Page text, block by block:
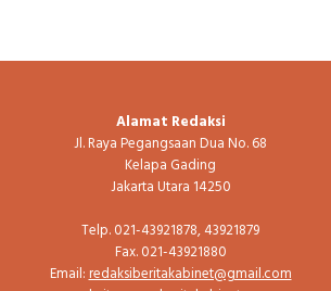
Alamat Redaksi
Jl. Raya Pegangsaan Dua No. 68
Kelapa Gading
Jakarta Utara 14250
Telp. 021-43921878, 43921879
Fax. 021-43921880
Email:redaksiberitakabinet@gmail.com